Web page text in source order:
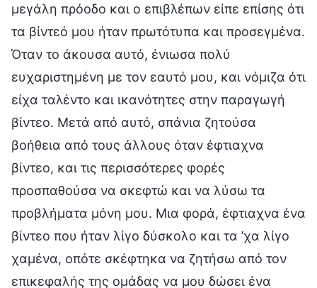
μεγάλη πρόοδο και ο επιβλέπων είπε επίσης ότι
τα βίντεό μου ήταν πρωτότυπα και προσεγμένα.
Όταν το άκουσα αυτό, ένιωσα πολύ
ευχαριστημένη με τον εαυτό μου, και νόμιζα ότι
είχα ταλέντο και ικανότητες στην παραγωγή
βίντεο. Μετά από αυτό, σπάνια ζητούσα
βοήθεια από τους άλλους όταν έφτιαχνα
βίντεο, και τις περισσότερες φορές
προσπαθούσα να σκεφτώ και να λύσω τα
προβλήματα μόνη μου. Μια φορά, έφτιαχνα ένα
βίντεο που ήταν λίγο δύσκολο και τα ’χα λίγο
χαμένα, οπότε σκέφτηκα να ζητήσω από τον
επικεφαλής της ομάδας να μου δώσει ένα